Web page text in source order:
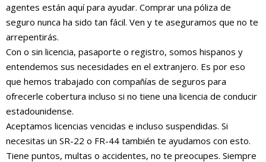
agentes están aquí para ayudar. Comprar una póliza de
seguro nunca ha sido tan fácil. Ven y te aseguramos que no te
arrepentirás.
Con o sin licencia, pasaporte o registro, somos hispanos y
entendemos sus necesidades en el extranjero. Es por eso
que hemos trabajado con compañías de seguros para
ofrecerle cobertura incluso si no tiene una licencia de conducir
estadounidense.
Aceptamos licencias vencidas e incluso suspendidas. Si
necesitas un SR-22 o FR-44 también te ayudamos con esto.
Tiene puntos, multas o accidentes, no te preocupes. Siempre